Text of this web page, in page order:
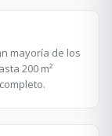
mayoría de los
200 m²